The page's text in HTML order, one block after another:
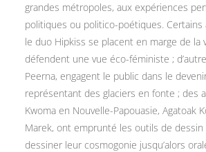
grandes métropoles, aux expériences
politiques ou politico-poétiques. Certains
le duo Hipkiss se placent en marge de la
défendent une vue éco-féministe ;
Peerna, engagent le public dans le
représentant des glaciers en fonte ; des
Kwoma en Nouvelle-Papouasie, Agatoak
Marek, ont emprunté les outils de
dessiner leur cosmogonie jusqu’alors